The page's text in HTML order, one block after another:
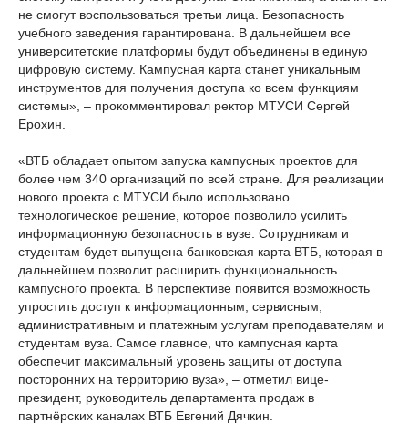
не смогут воспользоваться третьи лица. Безопасность
учебного заведения гарантирована. В дальнейшем все
университетские платформы будут объединены в единую
цифровую систему. Кампусная карта станет уникальным
инструментов для получения доступа ко всем функциям
системы», – прокомментировал ректор МТУСИ Сергей
Ерохин.
«ВТБ обладает опытом запуска кампусных проектов для
более чем 340 организаций по всей стране. Для реализации
нового проекта с МТУСИ было использовано
технологическое решение, которое позволило усилить
информационную безопасность в вузе. Сотрудникам и
студентам будет выпущена банковская карта ВТБ, которая в
дальнейшем позволит расширить функциональность
кампусного проекта. В перспективе появится возможность
упростить доступ к информационным, сервисным,
административным и платежным услугам преподавателям и
студентам вуза. Самое главное, что кампусная карта
обеспечит максимальный уровень защиты от доступа
посторонних на территорию вуза», – отметил вице-
президент, руководитель департамента продаж в
партнёрских каналах ВТБ Евгений Дячкин.